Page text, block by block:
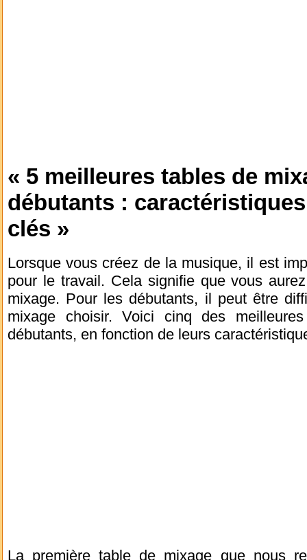
« 5 meilleures tables de
débutants :
clés »
Lorsque vous créez de la musique, il est
pour le travail. Cela signifie que vous
mixage. Pour les débutants, il peut être
mixage choisir. Voici cinq des
débutants, en fonction de leurs
La première table de mixage que nous